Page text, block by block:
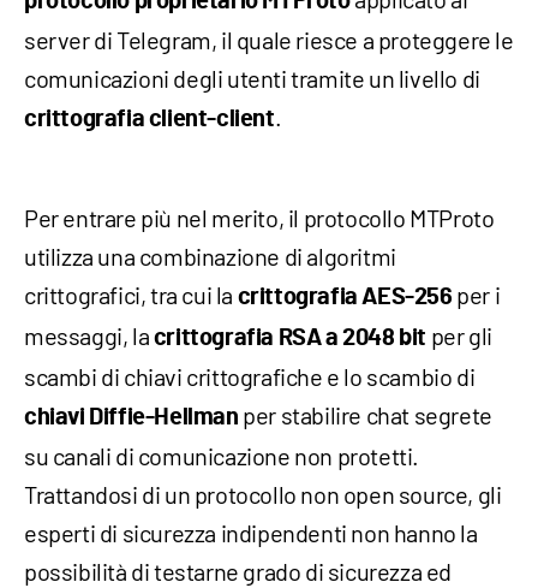
server di Telegram, il quale riesce a proteggere le
comunicazioni degli utenti tramite un livello di
crittografia client-client.
Per entrare più nel merito, il protocollo MTProto
utilizza una combinazione di algoritmi
crittografici, tra cui la crittografia AES-256 per i
messaggi, la crittografia RSA a 2048 bit per gli
scambi di chiavi crittografiche e lo scambio di
chiavi Diffie-Hellman per stabilire chat segrete
su canali di comunicazione non protetti.
Trattandosi di un protocollo non open source, gli
esperti di sicurezza indipendenti non hanno la
possibilità di testarne grado di sicurezza ed